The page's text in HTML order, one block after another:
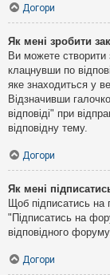
Догори
Як мені зробити
Ви можете створити
клацнувши по
яке знаходиться у
Відзначивши
відповіді" при
відповідну тему.
Догори
Як мені
Щоб підписатись
"Підписатись на
відповідного форуму.
Догори